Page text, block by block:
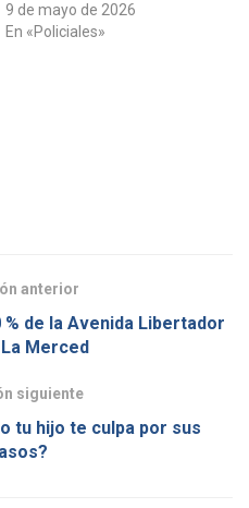
9 de mayo de 2026
En «Policiales»
anterior
de la Avenida Libertador
Merced
siguiente
tu hijo te culpa por sus